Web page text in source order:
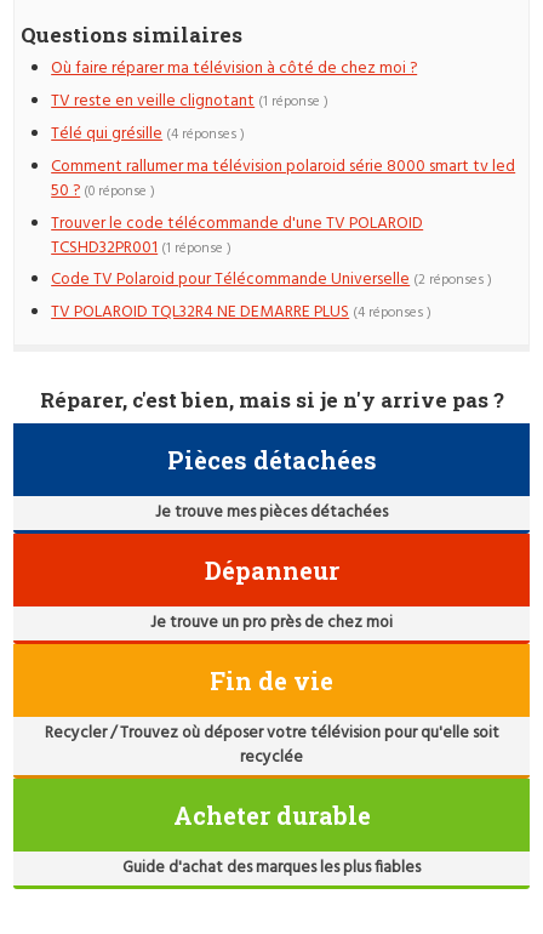
Questions similaires
Où faire réparer ma télévision à côté de chez moi ?
TV reste en veille clignotant (1 réponse )
Télé qui grésille (4 réponses )
Comment rallumer ma télévision polaroid série 8000 smart tv led
50 ? (0 réponse )
Trouver le code télécommande d'une TV POLAROID
TCSHD32PR001 (1 réponse )
Code TV Polaroid pour Télécommande Universelle (2 réponses )
TV POLAROID TQL32R4 NE DEMARRE PLUS (4 réponses )
Réparer, c'est bien, mais si je n'y arrive pas ?
Pièces détachées
Je trouve mes pièces détachées
Dépanneur
Je trouve un pro près de chez moi
Fin de vie
Recycler / Trouvez où déposer votre télévision pour qu'elle soit
recyclée
Acheter durable
Guide d'achat des marques les plus fiables